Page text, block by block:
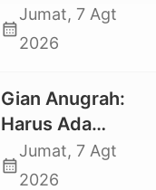
Mahasiswa UKI
Toraja Oktavia
Pekan Seni
Mahasiswa
calendar_month
Jumat, 7 Agt
2026
Gian Anugrah:
Harus Ada
Kepastian Hukum
Hilangnya Stoner,
calendar_month
Jumat, 7 Agt
2026